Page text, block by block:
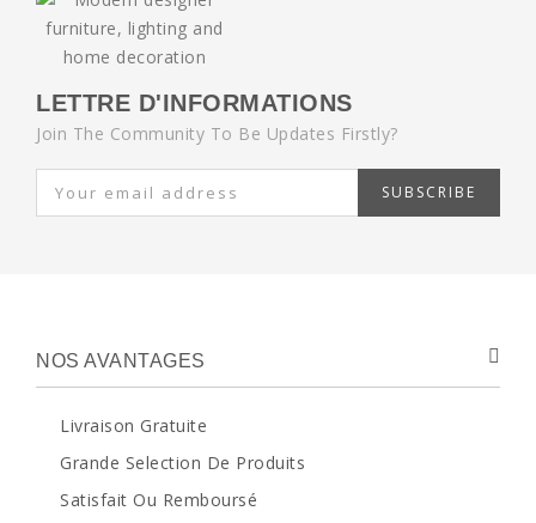
LETTRE D'INFORMATIONS
Join The Community To Be Updates Firstly?
SUBSCRIBE
NOS AVANTAGES
Livraison Gratuite
Grande Selection De Produits
Satisfait Ou Remboursé